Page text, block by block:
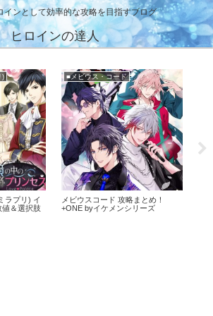
インとして効率的な攻略を目指すブログ
ヒロインの達人
)
ラプリ) イ
値＆選択肢
■メビウス・コード
メビウスコード 攻略まとめ！
+ONE byイケメンシリーズ